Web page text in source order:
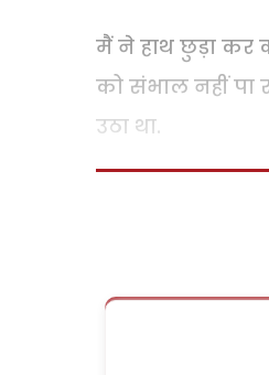
मैं ने हाथ छुड़ा कर
को संभाल नहीं पा
उठा था.